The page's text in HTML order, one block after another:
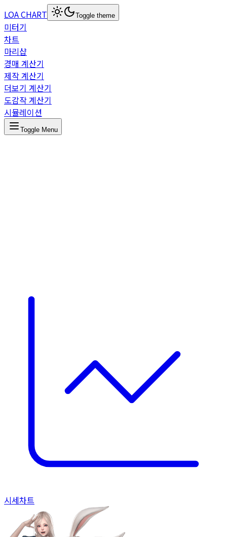
LOA CHART Toggle theme
미터기
차트
마리샵
경매 계산기
제작 계산기
더보기 계산기
도감작 계산기
시뮬레이션
Toggle Menu
시세차트